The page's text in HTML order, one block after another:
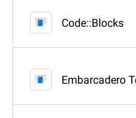
Code::Blocks
Embarcadero